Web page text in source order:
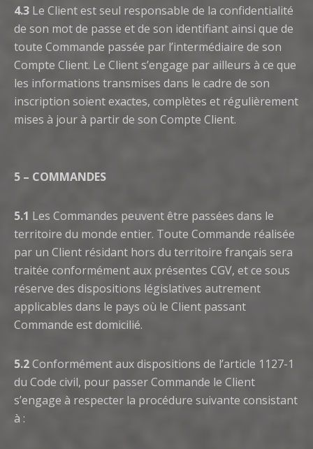
4.3 Le Client est seul responsable de la confidentialité
de son mot de passe et de son identifiant ainsi que de
toute Commande passée par l’intermédiaire de son
Compte Client. Le Client s’engage par ailleurs à ce que
les informations transmises dans le cadre de son
inscription soient exactes, complètes et régulièrement
mises à jour à partir de son Compte Client.
5 – COMMANDES
5.1 Les Commandes peuvent être passées dans le
territoire du monde entier. Toute Commande réalisée
par un Client résidant hors du territoire français sera
traitée conformément aux présentes CGV, et ce sous
réserve des dispositions législatives autrement
applicables dans le pays où le Client passant
Commande est domicilié.
5.2Conformément aux dispositions de l’article 1127-1
du Code civil, pour passer Commande le Client
s’engage à respecter la procédure suivante consistant
à :